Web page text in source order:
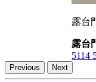
露台
露台
5114
Previous Next